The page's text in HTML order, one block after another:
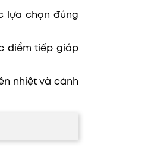
lựa chọn đúng
điểm tiếp giáp
nhiệt và cảnh